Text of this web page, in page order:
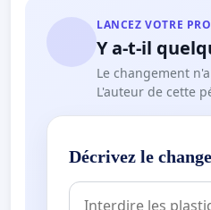
LANCEZ VOTRE
Y a-t-il
Le changement
L'auteur de cette
Décrivez le